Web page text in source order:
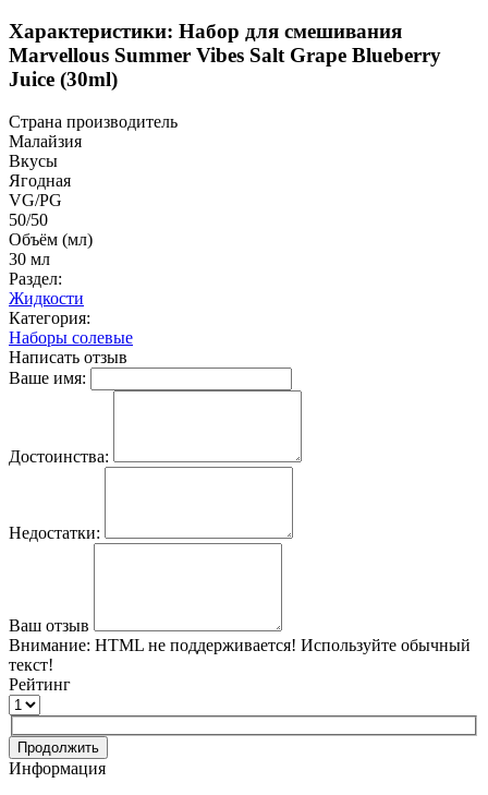
Характеристики: Набор для смешивания
Marvellous Summer Vibes Salt Grape Blueberry
Juice (30ml)
Страна производитель
Малайзия
Вкусы
Ягодная
VG/PG
50/50
Объём (мл)
30 мл
Раздел:
Жидкости
Категория:
Наборы солевые
Написать отзыв
Ваше имя:
Достоинства:
Недостатки:
Ваш отзыв
Внимание: HTML не поддерживается! Используйте обычный
текст!
Рейтинг
Продолжить
Информация